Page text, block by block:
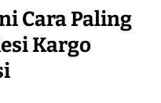
Cara Paling
Kargo